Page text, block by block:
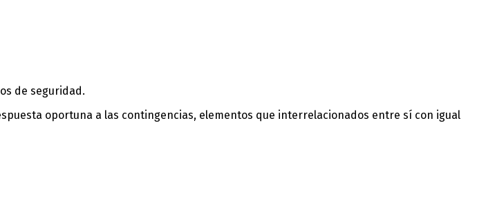
de seguridad.
oportuna a las contingencias, elementos que interrelacionados entre sí con igual